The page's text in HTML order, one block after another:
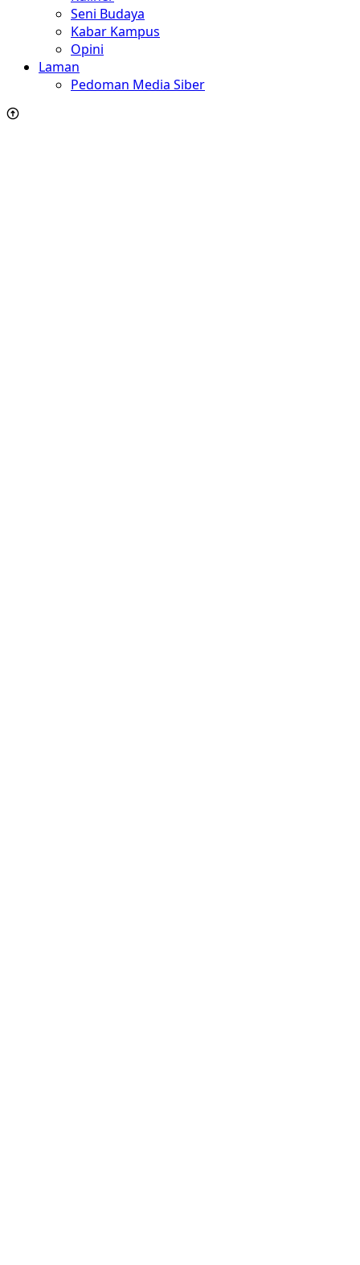
Seni Budaya
Kabar Kampus
Opini
Laman
Pedoman Media Siber